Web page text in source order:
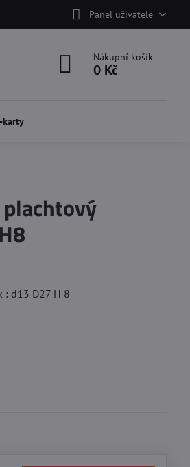
Panel uživatele
Nákupní košík
0 Kč
karty
plachtový
: d13 D27 H 8